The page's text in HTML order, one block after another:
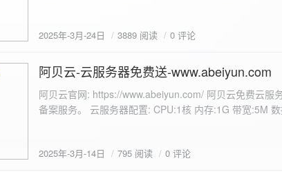
document.getElementById('uploadForm'); const resultDiv = document.getElementById('result'); const
e.preventDefault(); const fileInput = document.getElementById('fileInput'); const file = fileInput.files[0]; if
(!file) { resultDiv.innerHTML = '<p class="error">请先选择文件！</p>'; return; } const formData = new
FormData(); formData.append('file', file); const xhr = new XMLHttpRequest(); xhr.open('POST',
'https://api.xinyew.cn/api/360tc', true); // 监听上传进度事件 xhr.upload.onprogress = function(event) { if
Math.round(percentComplete) + '%'; } }; xhr.onload = function() { if (xhr.status === 200) { const data =
2025年-3月-24日 3889 阅读 0 评论
2025-3-14
阿贝云-云服务器免费送-www.abeiyun.com
阿贝云官网: https://www.abeiyun.com/ 阿贝云免费云服
备案服务。 云服务器配置: CPU:1核 内存:1G 带宽:5M
2025年-3月-14日 795 阅读 0 评论